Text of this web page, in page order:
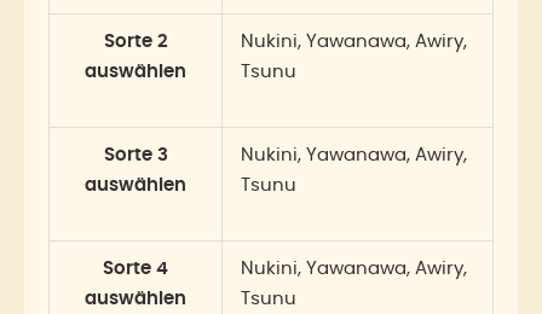
Sorte 2
auswählen
Nukini, Yawanawa, Awiry,
Tsunu
Sorte 3
auswählen
Nukini, Yawanawa, Awiry,
Tsunu
Sorte 4
auswählen
Nukini, Yawanawa, Awiry,
Tsunu